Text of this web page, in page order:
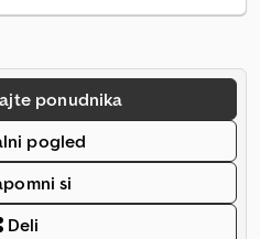
ponudnika
pogled
si
Deli